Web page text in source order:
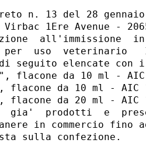
n. 13 del 28
1Ere Avenue -
all'immissione
per  uso  veterinario
di seguito elencate
flacone da 10 ml -
flacone da 10 ml -
flacone da 20 ml -
gia'  prodotti  e
in commercio
sulla confezione.